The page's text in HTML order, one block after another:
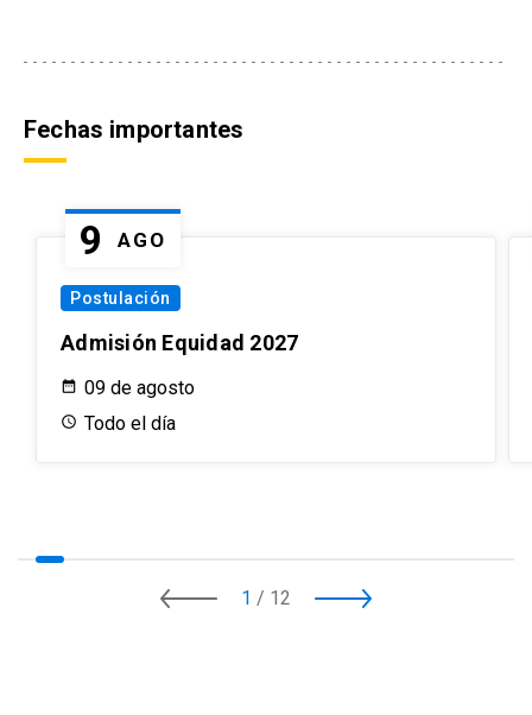
Fechas importantes
Postulación
Admisión Equidad 2027
9 AGO
09 de agosto
Todo el día
1 / 12